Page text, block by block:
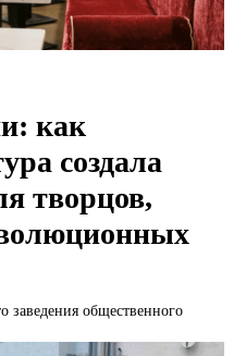
как
создала
творцов,
заведения общественного